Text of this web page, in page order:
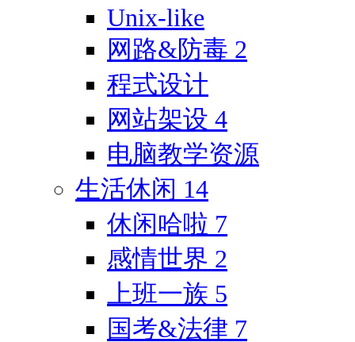
Unix-like
网路&防毒 2
程式设计
网站架设 4
电脑教学资源
生活休闲 14
休闲哈啦 7
感情世界 2
上班一族 5
国考&法律 7